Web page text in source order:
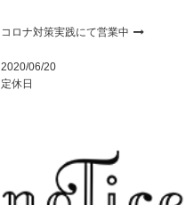
コロナ対策実践にて営業中
2020/06/20
定休日